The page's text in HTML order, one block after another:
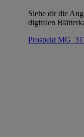
Siehe dir die
digitalen
Prospekt